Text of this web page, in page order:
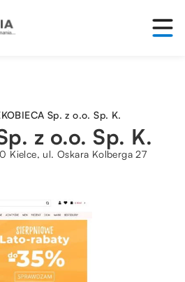
Sp. z o.o. Sp. K.
z o.o. Sp. K.
Kielce, ul. Oskara Kolberga 27